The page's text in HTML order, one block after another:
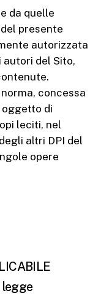
da quelle
presente
autorizzata
autori del Sito,
concessa
di
leciti, nel
altri DPI del
opere
legge